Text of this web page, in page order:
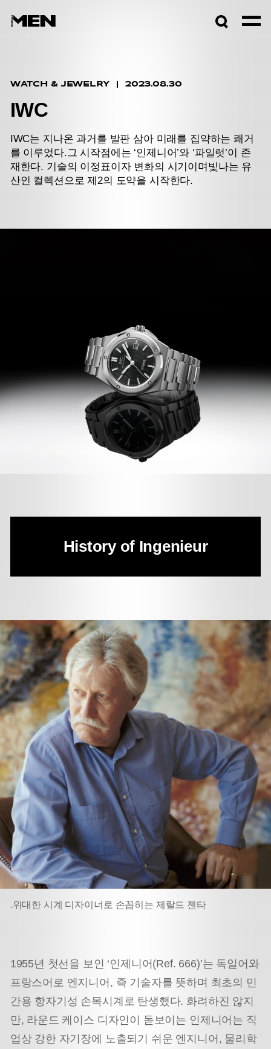
WATCH & JEWELRY 2023.08.30
IWC
IWC는 지나온 과거를 발판 삼아 미래를 집약하는 쾌거
를 이루었다.그 시작점에는 ‘인제니어’와 ‘파일럿’이 존
재한다. 기술의 이정표이자 변화의 시기이며 빛나는 유
산인 컬렉션으로 제2의 도약을 시작한다.
History of Ingenieur
.위대한 시계 디자이너로 손꼽히는 제랄드 젠타
1955년 첫선을 보인 ‘인제니어(Ref. 666)’는 독일어와
프랑스어로 엔지니어, 즉 기술자를 뜻하며 최초의 민
간용 항자기성 손목시계로 탄생했다. 화려하진 않지
만, 라운드 케이스 디자인이 돋보이는 인제니어는 직
업상 강한 자기장에 노출되기 쉬운 엔지니어, 물리학